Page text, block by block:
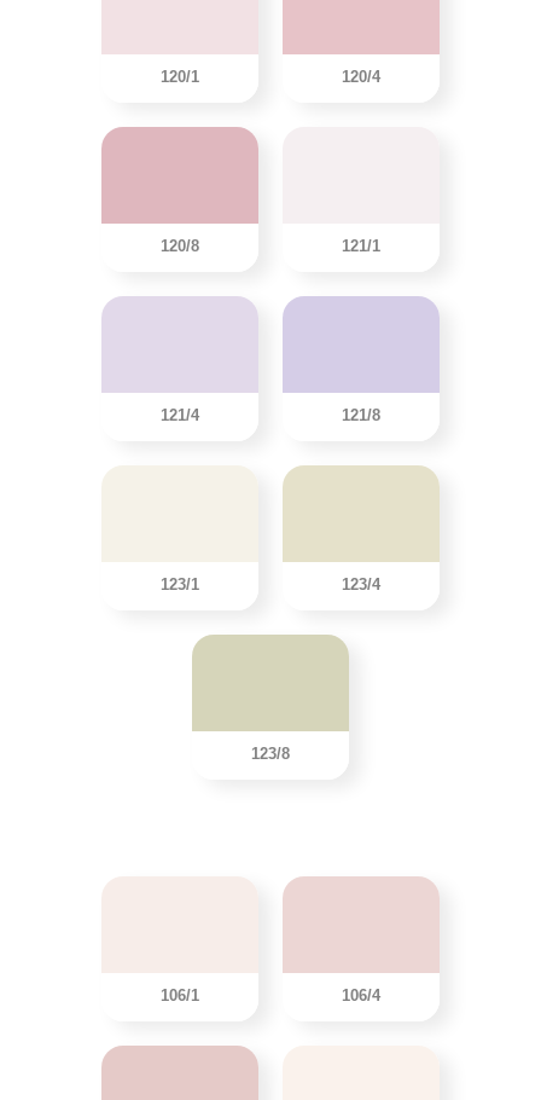
120/1 120/4
120/8 121/1
121/4 121/8
123/1 123/4
123/8
106/1 106/4